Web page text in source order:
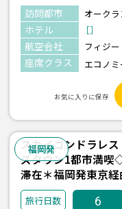
訪問都市 オーク
ホテル ［］
航空会社 フィジ
座席クラス エコノミ
お気に入りに保存
福岡発
スカイゴンドラレ
ズタウン1都市満
滞在＊福岡発東京
タウン6日間
6